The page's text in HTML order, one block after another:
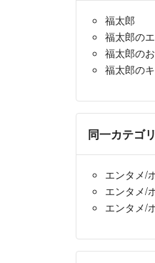
福太郎
福太郎の
福太郎の
福太郎の
同一カテゴ
エンタメ/
エンタメ/
エンタメ/